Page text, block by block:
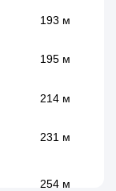
193 м
195 м
214 м
231 м
254 м